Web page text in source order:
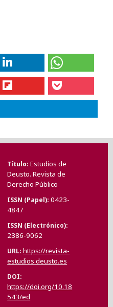
Título Estudios de
Deusto. Revista de
Derecho Público
ISSN (Papel) 0423-
4847
ISSN (Electrónico)
2386-9062
URL https://revista-
estudios.deusto.es
DOI
https://doi.org/10.18
543/ed